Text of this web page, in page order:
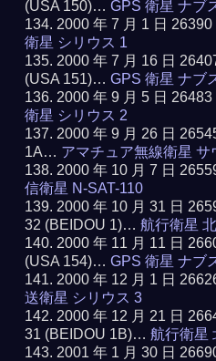
(USA 150)…GPS 衛星 ナブ
2000 年 7 月 1 日
衛星 シリウス 1
2000 年 7 月 16 日
(USA 151)…GPS 衛星 ナブ
2000 年 9 月 5 日
衛星 シリウス 2
2000 年 9 月 26 日
1A… アマチュア無線衛星
2000 年 10 月 7 日
信衛星 N-SAT-110
2000 年 10 月 31 日
32 (BEIDOU 1)…航行衛星
2000 年 11 月 11 日
(USA 154)…GPS 衛星 ナブ
2000 年 12 月 1 日
送衛星 シリウス 3
2000 年 12 月 21 日
31 (BEIDOU 1B)…航行衛星
2001 年 1 月 30 日